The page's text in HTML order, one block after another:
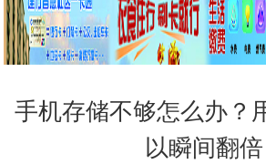
手机存储不够怎么办？
以瞬间翻倍